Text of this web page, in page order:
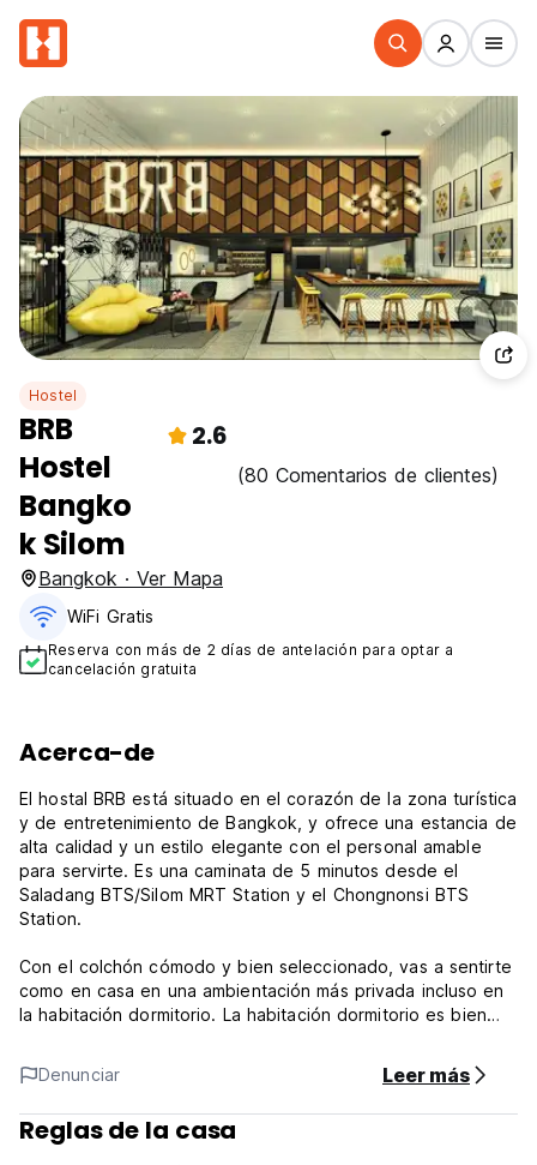
Hostel
BRB
Hostel
Bangko
k Silom
2.6
(80 Comentarios de clientes)
Bangkok · Ver Mapa
WiFi Gratis
Reserva con más de 2 días de antelación para optar a
cancelación gratuita
Acerca-de
El hostal BRB está situado en el corazón de la zona turística
y de entretenimiento de Bangkok, y ofrece una estancia de
alta calidad y un estilo elegante con el personal amable
para servirte. Es una caminata de 5 minutos desde el
Saladang BTS/Silom MRT Station y el Chongnonsi BTS
Station.
Con el colchón cómodo y bien seleccionado, vas a sentirte
como en casa en una ambientación más privada incluso en
la habitación dormitorio. La habitación dormitorio es bien
habitación privada con cortina. La habitación privada está
decorada con un estilo estiloso con todos los equipos
necesarios para que te sientas más relajado y memorizable.
Y el comedor ofrece a los viajeros el oportunidad de
Denunciar Leer más
Reglas de la casa